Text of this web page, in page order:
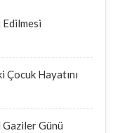
Çocuk Hayatını
Günü